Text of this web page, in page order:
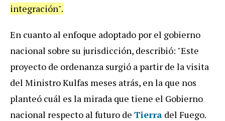
integración".
En cuanto al enfoque adoptado por el gobierno
nacional sobre su jurisdicción, describió: "Este
proyecto de ordenanza surgió a partir de la visita
del Ministro Kulfas meses atrás, en la que nos
planteó cuál es la mirada que tiene el Gobierno
nacional respecto al futuro de Tierra del Fuego.